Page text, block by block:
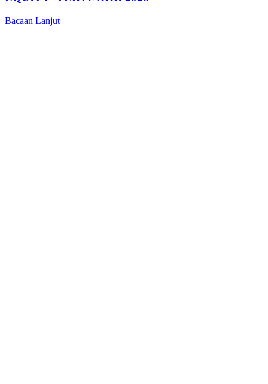
Bacaan Lanjut